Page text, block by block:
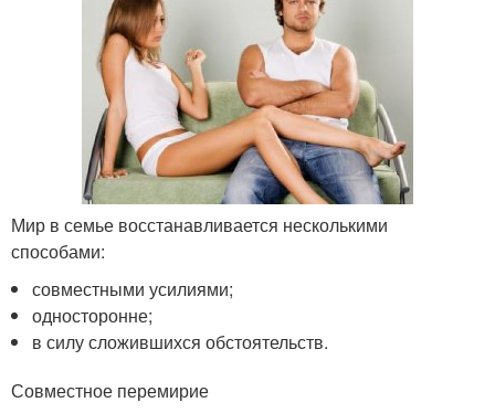
Мир в семье восстанавливается несколькими
способами:
совместными усилиями;
односторонне;
в силу сложившихся обстоятельств.
Совместное перемирие